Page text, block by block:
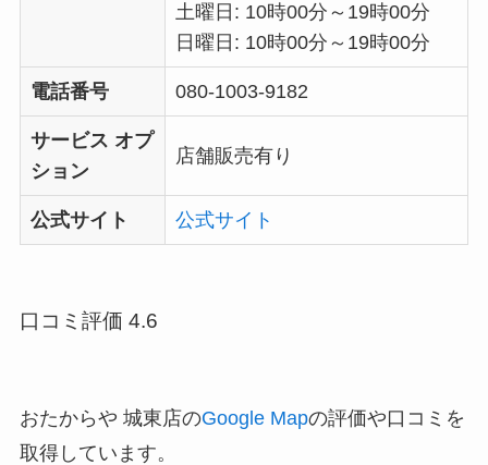
土曜日: 10時00分～19時00分
日曜日: 10時00分～19時00分
電話番号 080-1003-9182
サービス オプ
ション
店舗販売有り
公式サイト 公式サイト
口コミ評価 4.6
おたからや 城東店のGoogle Mapの評価や口コミを
取得しています。